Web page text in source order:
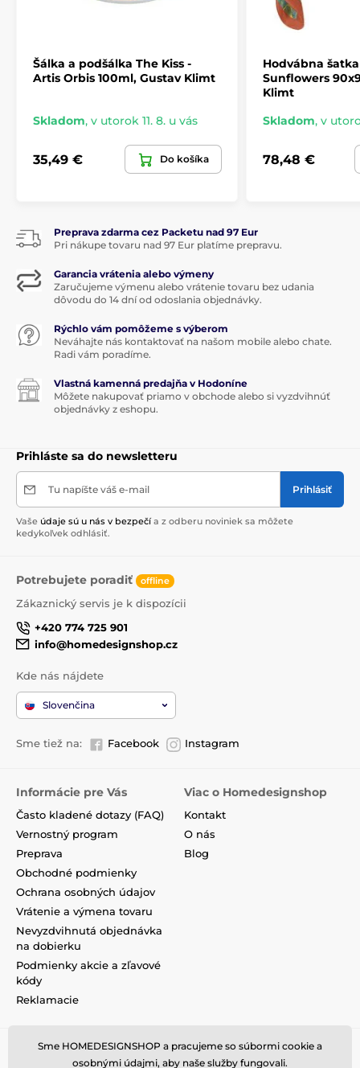
Šálka ​​a podšálka The Kiss -
Artis Orbis 100ml, Gustav Klimt
Skladom, v utorok 11. 8. u vás
35,49 € Do košíka
Hodvábna
Sunflowers
Klimt
Skladom, v
78,48 €
Preprava zdarma cez Packetu nad 97 Eur
Pri nákupe tovaru nad 97 Eur platíme prepravu.
Garancia vrátenia alebo výmeny
Zaručujeme výmenu alebo vrátenie tovaru bez udania
dôvodu do 14 dní od odoslania objednávky.
Rýchlo vám pomôžeme s výberom
Neváhajte nás kontaktovať na našom mobile alebo chate.
Radi vám poradíme.
Vlastná kamenná predajňa v Hodoníne
Môžete nakupovať priamo v obchode alebo si vyzdvihnúť
objednávky z eshopu.
Prihláste sa do newsletteru
Tu napíšte váš e-mail Prihlásiť
Vaše údaje sú u nás v bezpečí a z odberu noviniek sa môžete
kedykoľvek odhlásiť.
Potrebujete poradiť offline
Zákaznický servis je k dispozícii
+420 774 725 901
info@homedesignshop.cz
Kde nás nájdete
Slovenčina
Sme tiež na: Facebook Instagram
Informácie pre Vás
Často kladené dotazy (FAQ)
Vernostný program
Preprava
Obchodné podmienky
Ochrana osobných údajov
Vrátenie a výmena tovaru
Nevyzdvihnutá objednávka
na dobierku
Podmienky akcie a zľavové
kódy
Reklamacie
Viac o Homedesignshop
Kontakt
O nás
Blog
Sme HOMEDESIGNSHOP a pracujeme so súbormi cookie a
osobnými údajmi, aby naše služby fungovali.